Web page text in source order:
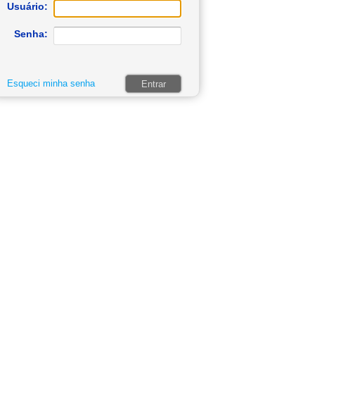
Usuário:
Senha:
Esqueci minha senha